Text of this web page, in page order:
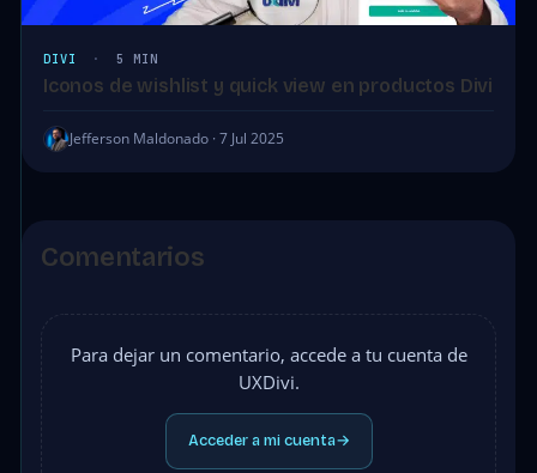
DIVI · 5 MIN
Iconos de wishlist y quick view en productos Divi
Jefferson Maldonado · 7 Jul 2025
Comentarios
Para dejar un comentario, accede a tu cuenta de
UXDivi.
Acceder a mi cuenta→